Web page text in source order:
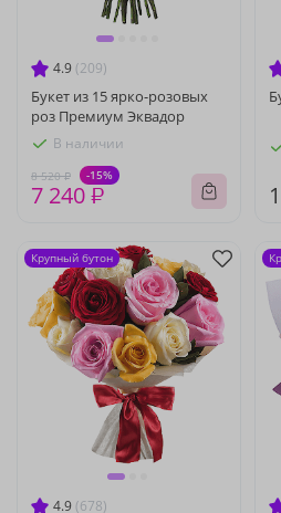
4.9 (209)
Букет из 15 ярко-розовых
роз Премиум Эквадор
В наличии
8 520 ₽ -15%
7 240 ₽
4.9 (678)
Крупный бутон